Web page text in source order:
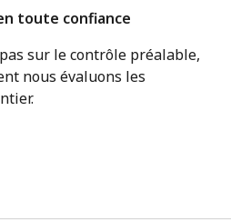
toute confiance
sur le contrôle préalable,
nous évaluons les